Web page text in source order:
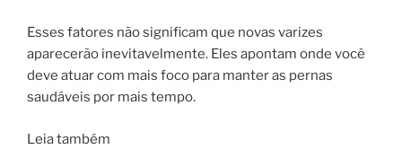
Esses fatores não significam que novas varizes
aparecerão inevitavelmente. Eles apontam onde você
deve atuar com mais foco para manter as pernas
saudáveis por mais tempo.
Leia também